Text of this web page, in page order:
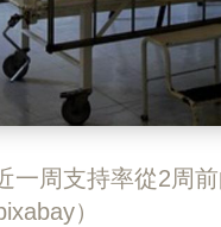
一周支持率從2周
）